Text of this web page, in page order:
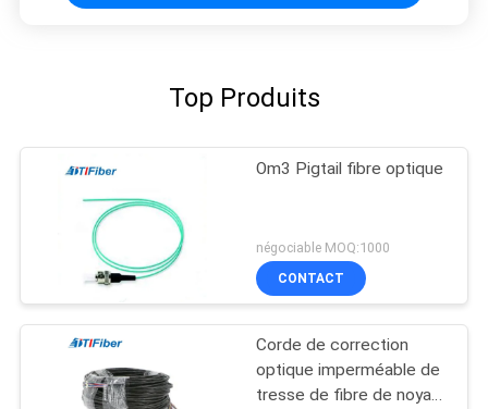
Top Produits
Om3 Pigtail fibre optique
négociable MOQ:1000
CONTACT
Corde de correction
optique imperméable de
tresse de fibre de noyau